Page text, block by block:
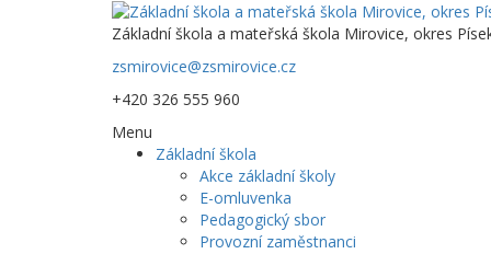
Základní škola a mateřská škola Mirovice, okres
zsmirovice@zsmirovice.cz
+420 326 555 960
Menu
Základní škola
Akce základní školy
E-omluvenka
Pedagogický sbor
Provozní zaměstnanci